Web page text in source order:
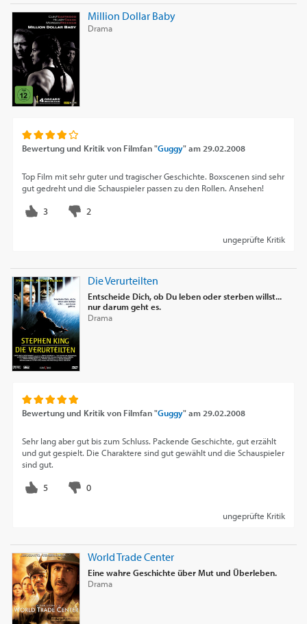
Million Dollar Baby
Drama
Bewertung und Kritik von Filmfan "Guggy"am 29.02.2008
Top Film mit sehr guter und tragischer Geschichte. Boxscenen sind sehr
gut gedreht und die Schauspieler passen zu den Rollen. Ansehen!
ungeprüfte Kritik
Die Verurteilten
Entscheide Dich, ob Du leben oder sterben willst...
nur darum geht es.
Drama
Bewertung und Kritik von Filmfan "Guggy"am 29.02.2008
Sehr lang aber gut bis zum Schluss. Packende Geschichte, gut erzählt
und gut gespielt. Die Charaktere sind gut gewählt und die Schauspieler
sind gut.
ungeprüfte Kritik
World Trade Center
Eine wahre Geschichte über Mut und Überleben.
Drama